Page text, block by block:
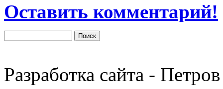
Оставить комментарий!
Разработка сайта -